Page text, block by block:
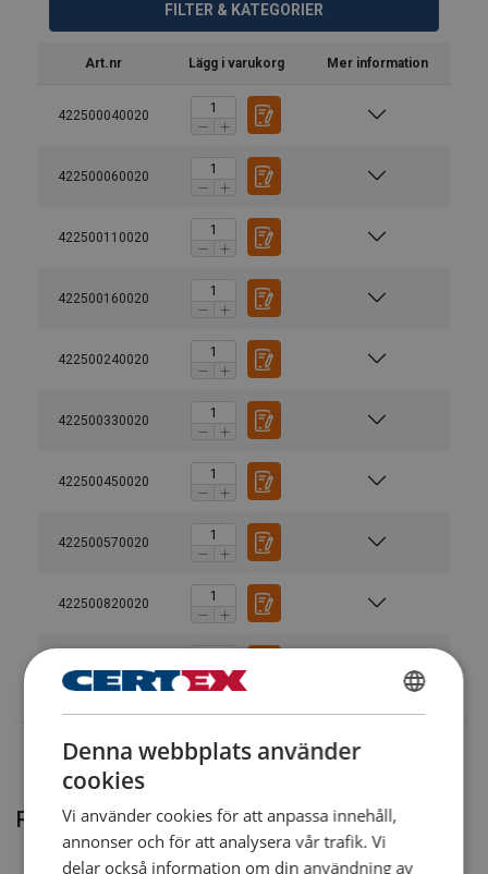
FILTER & KATEGORIER
Art.nr Lägg i varukorg Mer information
422500040020
422500060020
422500110020
422500160020
422500240020
422500330020
422500450020
422500570020
422500820020
Ytbehandling:
Relaterade produkter
SWEDISH
ENGLISH TRANSLATION
Denna webbplats använder
cookies
Vi använder cookies för att anpassa innehåll,
annonser och för att analysera vår trafik. Vi
delar också information om din användning av